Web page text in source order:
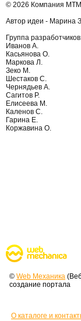
© 2026 Компания МТМ
Автор идеи - Марина
Группа
Иванов А.
Касьянова О.
Маркова Л.
Зеко М.
Шестаков С.
Чернядьев А.
Сагитов Р.
Елисеева М.
Каленов С.
Гарина Е.
Коржавина О.
© Web Механика
создание портала
О каталоге и